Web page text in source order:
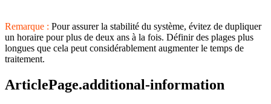
Remarque : Pour assurer la stabilité du système, évitez de dupliquer
un horaire pour plus de deux ans à la fois. Définir des plages plus
longues que cela peut considérablement augmenter le temps de
traitement.
ArticlePage.additional-information